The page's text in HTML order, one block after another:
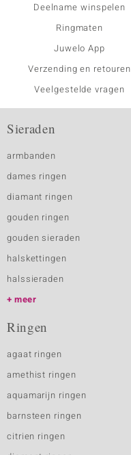
Deelname winspelen
Ringmaten
Juwelo App
Verzending en retouren
Veelgestelde vragen
Sieraden
armbanden
dames ringen
diamant ringen
gouden ringen
gouden sieraden
halskettingen
halssieraden
meer
Ringen
agaat ringen
amethist ringen
aquamarijn ringen
barnsteen ringen
citrien ringen